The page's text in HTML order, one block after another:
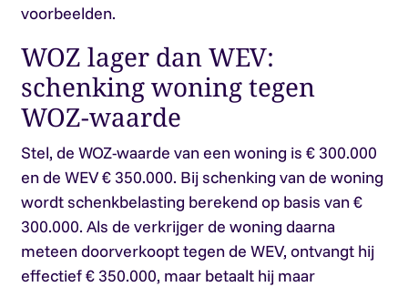
voorbeelden.
WOZ lager dan WEV:
schenking woning tegen
WOZ-waarde
Stel, de WOZ-waarde van een woning is € 300.000
en de WEV € 350.000. Bij schenking van de woning
wordt schenkbelasting berekend op basis van €
300.000. Als de verkrijger de woning daarna
meteen doorverkoopt tegen de WEV, ontvangt hij
effectief € 350.000, maar betaalt hij maar